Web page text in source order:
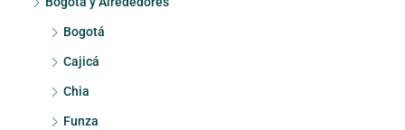
Bogotá
Cajicá
Chia
Funza